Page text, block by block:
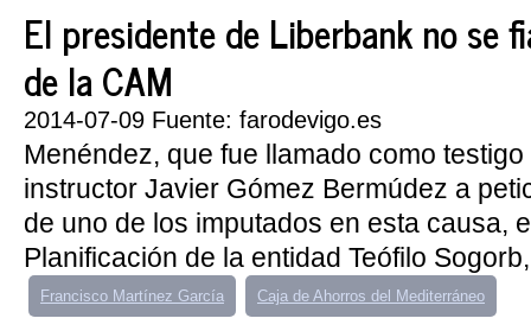
El presidente de Liberbank no se
de la CAM
2014-07-09 Fuente: farodevigo.es
Menéndez, que fue llamado como
instructor Javier Gómez Bermúdez a
de uno de los imputados en esta causa,
Planificación de la entidad Teófilo
Francisco Martínez García Caja de Ahorros del Mediterráneo